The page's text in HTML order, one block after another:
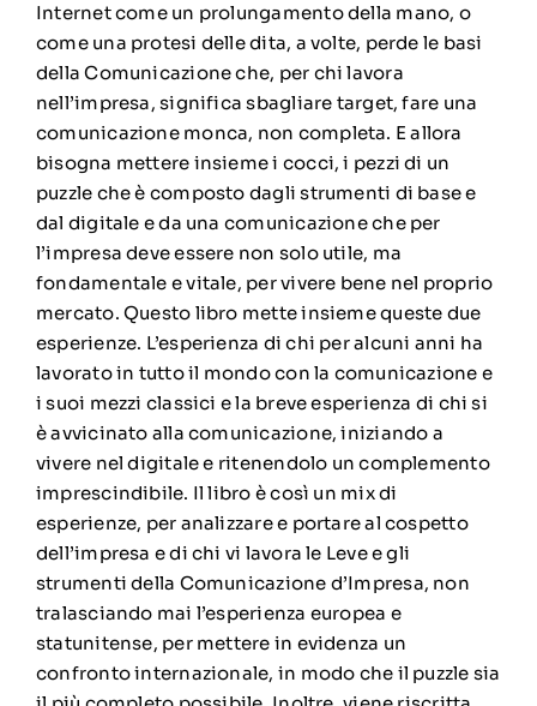
Internet come un prolungamento della mano, o
come una protesi delle dita, a volte, perde le basi
della Comunicazione che, per chi lavora
nell’impresa, significa sbagliare target, fare una
comunicazione monca, non completa. E allora
bisogna mettere insieme i cocci, i pezzi di un
puzzle che è composto dagli strumenti di base e
dal digitale e da una comunicazione che per
l’impresa deve essere non solo utile, ma
fondamentale e vitale, per vivere bene nel proprio
mercato. Questo libro mette insieme queste due
esperienze. L’esperienza di chi per alcuni anni ha
lavorato in tutto il mondo con la comunicazione e
i suoi mezzi classici e la breve esperienza di chi si
è avvicinato alla comunicazione, iniziando a
vivere nel digitale e ritenendolo un complemento
imprescindibile. Il libro è così un mix di
esperienze, per analizzare e portare al cospetto
dell’impresa e di chi vi lavora le Leve e gli
strumenti della Comunicazione d’Impresa, non
tralasciando mai l’esperienza europea e
statunitense, per mettere in evidenza un
confronto internazionale, in modo che il puzzle sia